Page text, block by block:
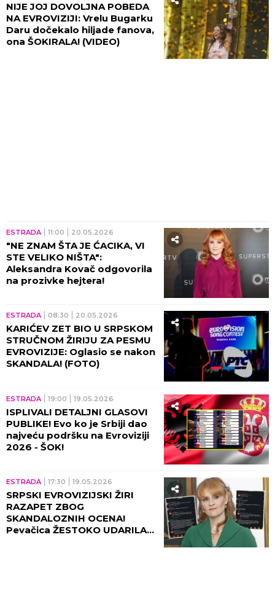
NIJE JOJ DOVOLJNA POBEDA
NA EVROVIZIJI: Vrelu Bugarku
Daru dočekalo hiljade fanova,
ona ŠOKIRALA! (VIDEO)
ESTRADA 11:00 20.05.2026
"NE ZNAM ŠTA JE ĆACIKA, VI
STE VELIKO NIŠTA":
Aleksandra Kovač odgovorila
na prozivke hejtera!
ESTRADA 08:30 20.05.2026
KARIĆEV ZET BIO U SRPSKOM
STRUČNOM ŽIRIJU ZA PESMU
EVROVIZIJE: Oglasio se nakon
SKANDALA! (FOTO)
ESTRADA 19:00 19.05.2026
ISPLIVALI DETALJNI GLASOVI
PUBLIKE! Evo ko je Srbiji dao
najveću podršku na Evroviziji
2026 - ŠOK!
ESTRADA 17:30 19.05.2026
SRPSKI EVROVIZIJSKI ŽIRI
RAZAPET ZBOG
SKANDALOZNIH OCENA!
Pevačica ŽESTOKO UDARILA